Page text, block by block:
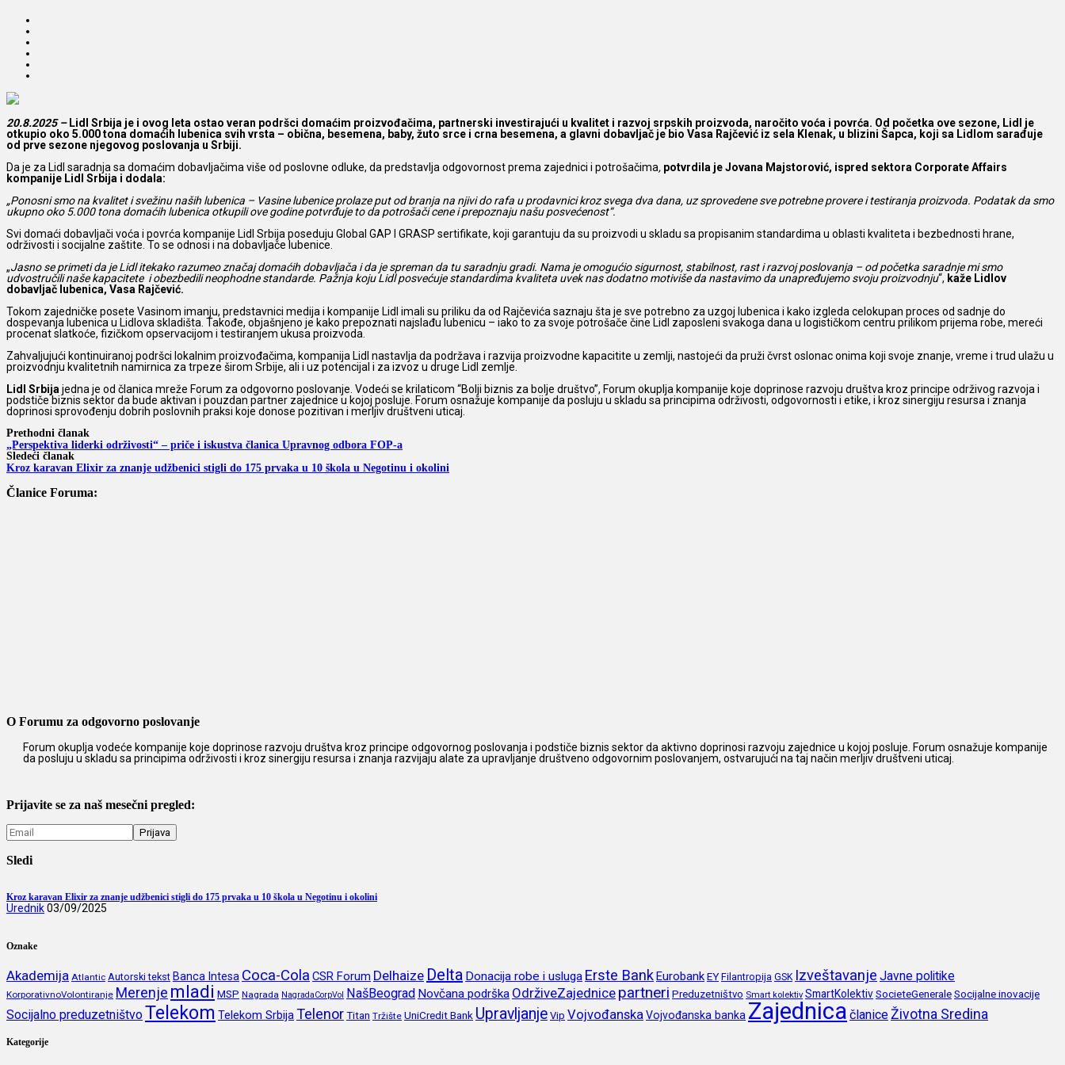
20.8.2025 – Lidl Srbija je i ovog leta ostao veran podršci domaćim proizvođačima, partnerski investirajući u kvalitet i razvoj srpskih proizvoda, naročito voća i povrća. Od početka ove sezone, Lidl je
otkupio oko 5.000 tona domaćih lubenica svih vrsta – obična, besemena, baby, žuto srce i crna besemena, a glavni dobavljač je bio Vasa Rajčević iz sela Klenak, u blizini Šapca, koji sa Lidlom sarađuje
od prve sezone njegovog poslovanja u Srbiji.
Da je za Lidl saradnja sa domaćim dobavljačima više od poslovne odluke, da predstavlja odgovornost prema zajednici i potrošačima, potvrdila je Jovana Majstorović, ispred sektora Corporate Affairs
kompanije Lidl Srbija i dodala:
„Ponosni smo na kvalitet i svežinu naših lubenica – Vasine lubenice prolaze put od branja na njivi do rafa u prodavnici kroz svega dva dana, uz sprovedene sve potrebne provere i testiranja proizvoda. Podatak da smo
ukupno oko 5.000 tona domaćih lubenica otkupili ove godine potvrđuje to da potrošači cene i prepoznaju našu posvećenost“.
Svi domaći dobavljači voća i povrća kompanije Lidl Srbija poseduju Global GAP I GRASP sertifikate, koji garantuju da su proizvodi u skladu sa propisanim standardima u oblasti kvaliteta i bezbednosti hrane,
održivosti i socijalne zaštite. To se odnosi i na dobavljače lubenice.
„Jasno se primeti da je Lidl itekako razumeo značaj domaćih dobavljača i da je spreman da tu saradnju gradi. Nama je omogućio sigurnost, stabilnost, rast i razvoj poslovanja – od početka saradnje mi smo
udvostručili naše kapacitete i obezbedili neophodne standarde. Pažnja koju Lidl posvećuje standardima kvaliteta uvek nas dodatno motiviše da nastavimo da unapređujemo svoju proizvodnju“, kaže Lidlov
dobavljač lubenica, Vasa Rajčević.
Tokom zajedničke posete Vasinom imanju, predstavnici medija i kompanije Lidl imali su priliku da od Rajčevića saznaju šta je sve potrebno za uzgoj lubenica i kako izgleda celokupan proces od sadnje do
dospevanja lubenica u Lidlova skladišta. Takođe, objašnjeno je kako prepoznati najslađu lubenicu – iako to za svoje potrošače čine Lidl zaposleni svakoga dana u logističkom centru prilikom prijema robe, mereći
procenat slatkoće, fizičkom opservacijom i testiranjem ukusa proizvoda.
Zahvaljujući kontinuiranoj podršci lokalnim proizvođačima, kompanija Lidl nastavlja da podržava i razvija proizvodne kapacitite u zemlji, nastojeći da pruži čvrst oslonac onima koji svoje znanje, vreme i trud ulažu u
proizvodnju kvalitetnih namirnica za trpeze širom Srbije, ali i uz potencijal i za izvoz u druge Lidl zemlje.
Lidl Srbija jedna je od članica mreže Forum za odgovorno poslovanje. Vodeći se krilaticom “Bolji biznis za bolje društvo”, Forum okuplja kompanije koje doprinose razvoju društva kroz principe održivog razvoja i
podstiče biznis sektor da bude aktivan i pouzdan partner zajednice u kojoj posluje. Forum osnažuje kompanije da posluju u skladu sa principima održivosti, odgovornosti i etike, i kroz sinergiju resursa i znanja
doprinosi sprovođenju dobrih poslovnih praksi koje donose pozitivan i merljiv društveni uticaj.
Prethodni članak
„Perspektiva liderki održivosti“ – priče i iskustva članica Upravnog odbora FOP-a
Sledeći članak
Kroz karavan Elixir za znanje udžbenici stigli do 175 prvaka u 10 škola u Negotinu i okolini
Članice Foruma:
O Forumu za odgovorno poslovanje
Forum okuplja vodeće kompanije koje doprinose razvoju društva kroz principe odgovornog poslovanja i podstiče biznis sektor da aktivno doprinosi razvoju zajednice u kojoj posluje. Forum osnažuje kompanije
da posluju u skladu sa principima održivosti i kroz sinergiju resursa i znanja razvijaju alate za upravljanje društveno odgovornim poslovanjem, ostvarujući na taj način merljiv društveni uticaj.
Prijavite se za naš mesečni pregled:
Sledi
Kroz karavan Elixir za znanje udžbenici stigli do 175 prvaka u 10 škola u Negotinu i okolini
Urednik03/09/2025
Oznake
Akademija Atlantic Autorski tekst Banca Intesa Coca-Cola CSR Forum Delhaize Delta Donacija robe i usluga Erste BankEurobankEY Filantropija GSK Izveštavanje Javne politike
KorporativnoVolontiranje Merenje mladi MSP Nagrada NagradaCorpVol NašBeograd Novčana podrška OdrživeZajednice partneri Preduzetništvo Smart kolektiv SmartKolektivSocieteGeneraleSocijalne inovacije
Socijalno preduzetništvoTelekom Telekom SrbijaTelenorTitan Tržište UniCredit Bank Upravljanje Vip VojvođanskaVojvođanska banka Zajednica članiceŽivotna Sredina
Kategorije